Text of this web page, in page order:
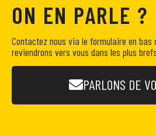
ON EN PARLE ?
Contactez nous via le formulaire en bas
reviendrons vers vous dans les plus
PARLONS DE